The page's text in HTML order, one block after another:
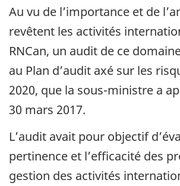
Au vu de l’importance et de
revêtent les activités
RNCan, un audit de ce
au Plan d’audit axé sur les
2020, que la sous-ministre a
30 mars 2017.
L’audit avait pour objectif
pertinence et l’efficacité des
gestion des activités